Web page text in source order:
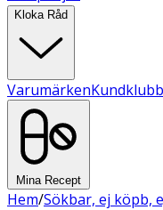
Kloka Råd
VarumärkenKundklubb
Mina Recept
Hem/Sökbar, ej köpb,